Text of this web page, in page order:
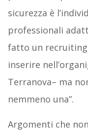
sicurezza è
professionali
fatto un recruiting
inserire
Terranova– ma
nemmeno una”.
Argomenti che